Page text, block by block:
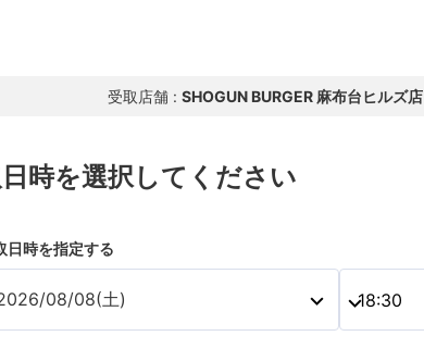
受取店舗 : SHOGUN BURGER 麻布台ヒルズ店
時を選択してください
日時を指定する